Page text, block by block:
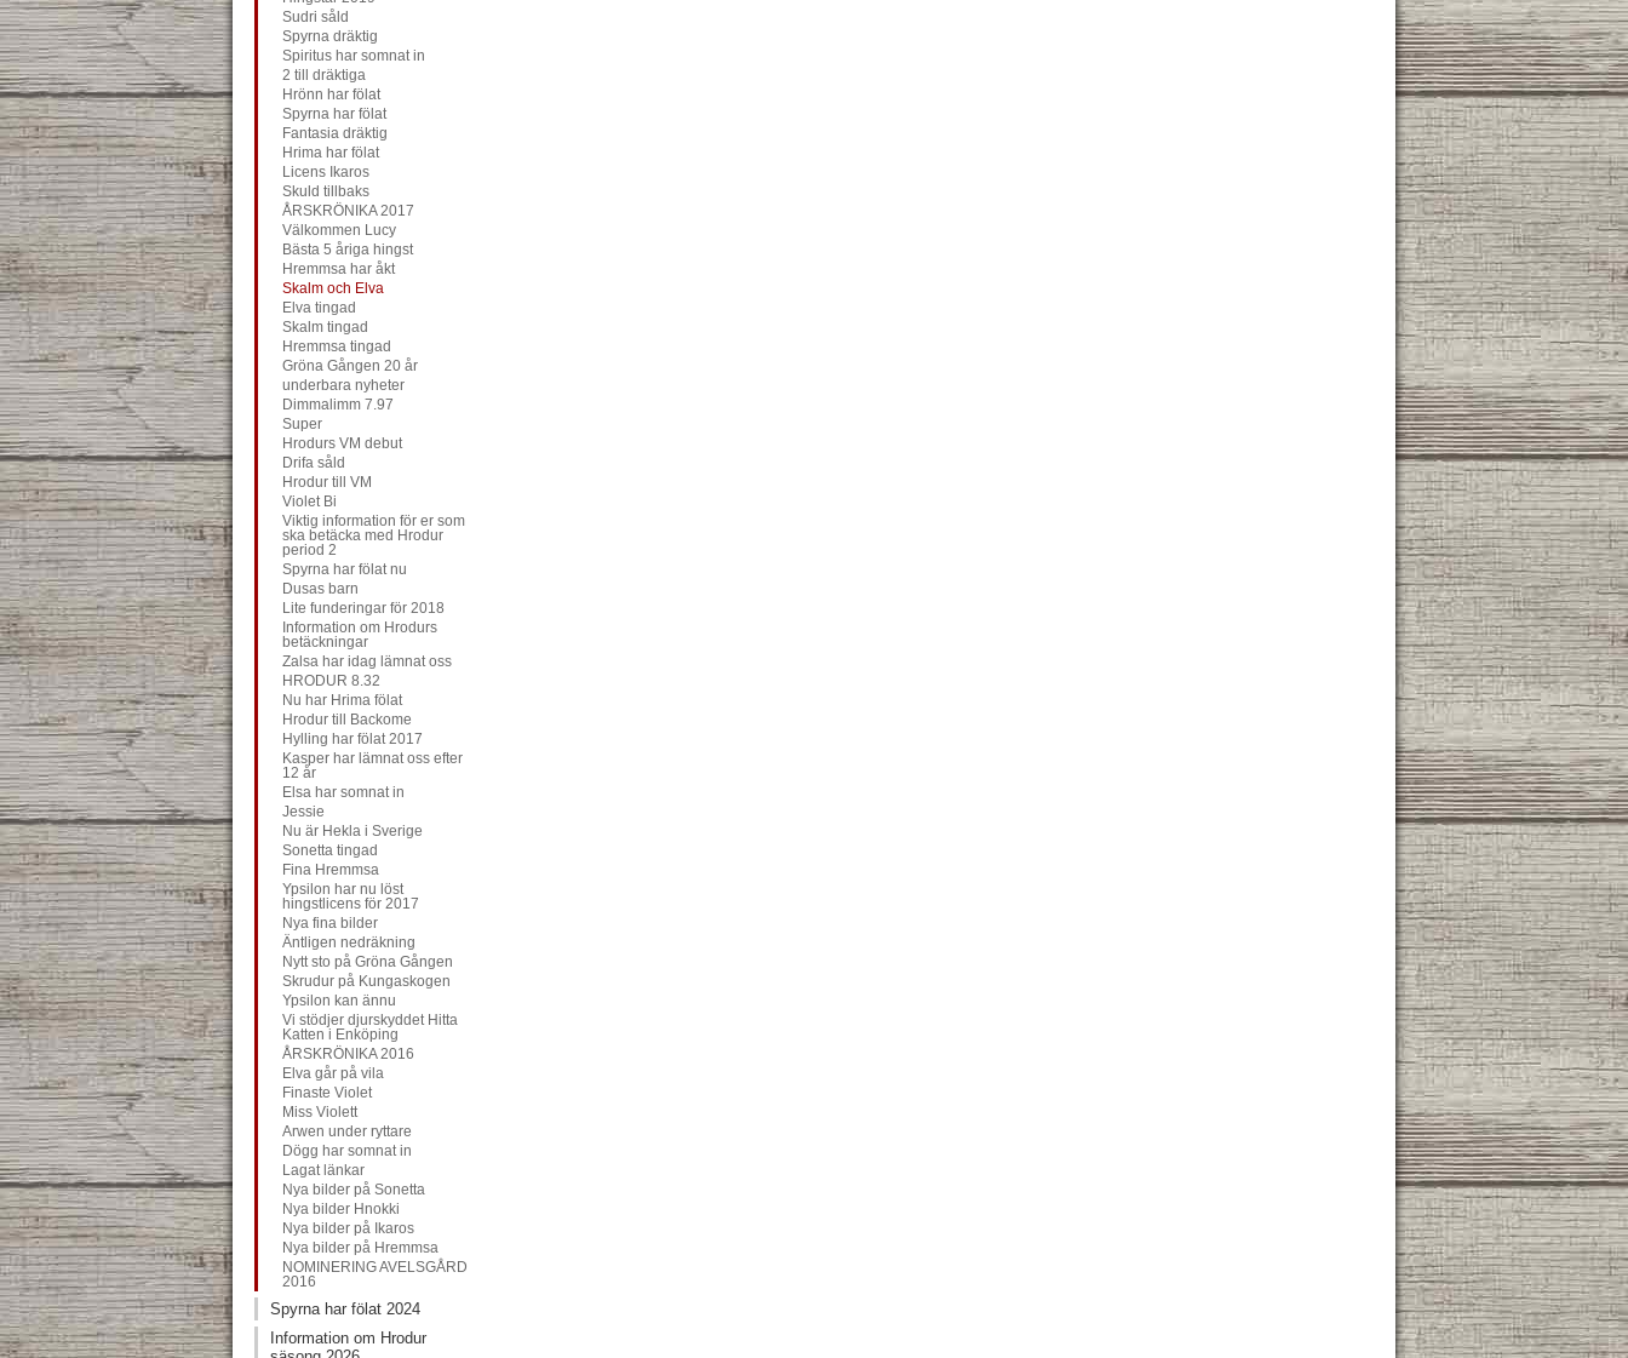
Sudri såld
Spyrna dräktig
Spiritus har somnat in
2 till dräktiga
Hrönn har fölat
Spyrna har fölat
Fantasia dräktig
Hrima har fölat
Licens Ikaros
Skuld tillbaks
ÅRSKRÖNIKA 2017
Välkommen Lucy
Bästa 5 åriga hingst
Hremmsa har åkt
Skalm och Elva
Elva tingad
Skalm tingad
Hremmsa tingad
Gröna Gången 20 år
underbara nyheter
Dimmalimm 7.97
Super
Hrodurs VM debut
Drifa såld
Hrodur till VM
Violet Bi
Viktig information för er som
ska betäcka med Hrodur
period 2
Spyrna har fölat nu
Dusas barn
Lite funderingar för 2018
Information om Hrodurs
betäckningar
Zalsa har idag lämnat oss
HRODUR 8.32
Nu har Hrima fölat
Hrodur till Backome
Hylling har fölat 2017
Kasper har lämnat oss efter
12 år
Elsa har somnat in
Jessie
Nu är Hekla i Sverige
Sonetta tingad
Fina Hremmsa
Ypsilon har nu löst
hingstlicens för 2017
Nya fina bilder
Äntligen nedräkning
Nytt sto på Gröna Gången
Skrudur på Kungaskogen
Ypsilon kan ännu
Vi stödjer djurskyddet Hitta
Katten i Enköping
ÅRSKRÖNIKA 2016
Elva går på vila
Finaste Violet
Miss Violett
Arwen under ryttare
Dögg har somnat in
Lagat länkar
Nya bilder på Sonetta
Nya bilder Hnokki
Nya bilder på Ikaros
Nya bilder på Hremmsa
NOMINERING AVELSGÅRD
2016
Spyrna har fölat 2024
Information om Hrodur